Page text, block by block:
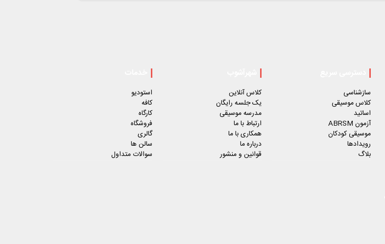
سازشناسی
کلاس موسیقی
اساتید
آزمون ABRSM
موسیقی کودکان
رویدادها
بلاگ
کلاس آنلاین
یک جلسه رایگان
مدرسه موسیقی
ارتباط با ما
همکاری با ما
درباره ما
قوانین و منشور
استودیو
کافه
کارگاه
فروشگاه
گالری
سالن ها
سوالات متداول